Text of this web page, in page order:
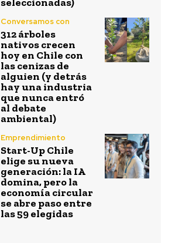
Conversamos con
312 árboles
nativos crecen
hoy en Chile con
las cenizas de
alguien (y detrás
hay una industria
que nunca entró
al debate
ambiental)
Emprendimiento
Start-Up Chile
elige su nueva
generación: la IA
domina, pero la
economía circular
se abre paso entre
las 59 elegidas